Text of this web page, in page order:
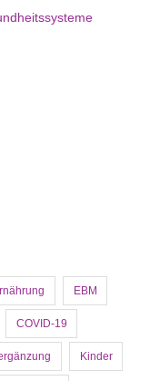
EBM
COVID-19
Kinder